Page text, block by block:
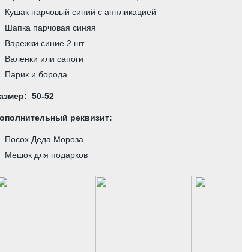
Кушак парчовый синий с аппликацией
Шапка парчовая синяя
Варежки синие 2 шт.
Валенки или сапоги
Парик и борода
50-52
реквизит:
Посох Деда Мороза
Мешок для подарков